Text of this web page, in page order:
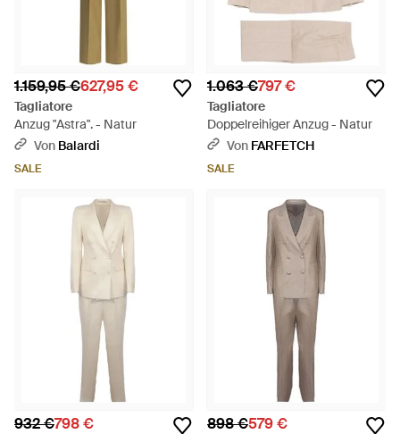
1.159,95 €627,95 €
Tagliatore
Anzug "Astra". - Natur
Von Balardi
SALE
1.063 €797 €
Tagliatore
Doppelreihiger Anzug - Natur
Von FARFETCH
SALE
932 €798 € 898 €579 €